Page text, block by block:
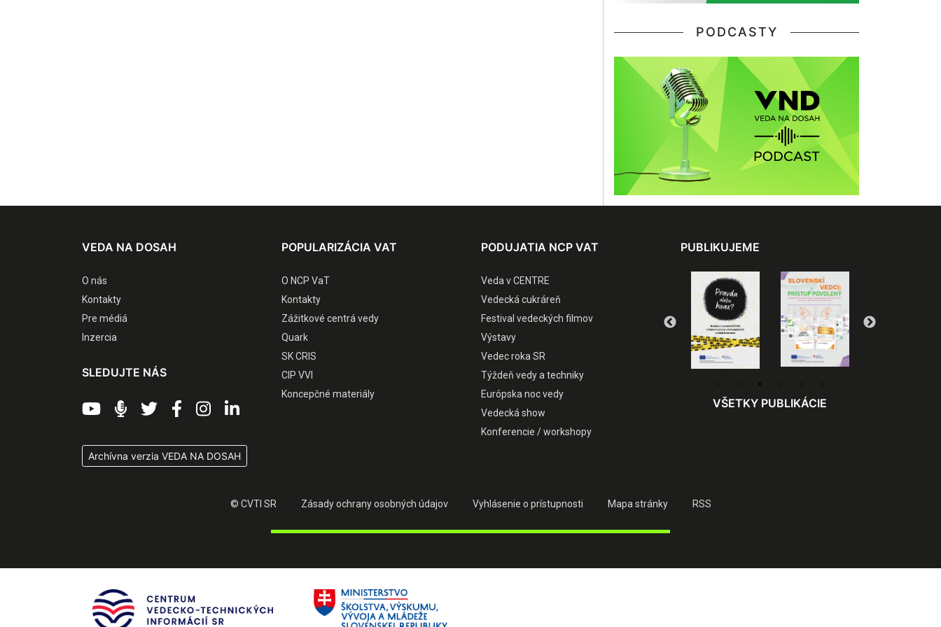
PODCASTY
VEDA NA DOSAH
O nás
Kontakty
Pre médiá
Inzercia
SLEDUJTE NÁS
Archívna verzia VEDA NA DOSAH
POPULARIZÁCIA VAT
O NCP VaT
Kontakty
Zážitkové centrá vedy
Quark
SK CRIS
CIP VVI
Koncepčné materiály
PODUJATIA NCP VAT
Veda v CENTRE
Vedecká cukráreň
Festival vedeckých filmov
Výstavy
Vedec roka SR
Týždeň vedy a techniky
Európska noc vedy
Vedecká show
Konferencie / workshopy
PUBLIKUJEME
VŠETKY PUBLIKÁCIE
© CVTI SR Zásady ochrany osobných údajov Vyhlásenie o prístupnosti Mapa stránky RSS